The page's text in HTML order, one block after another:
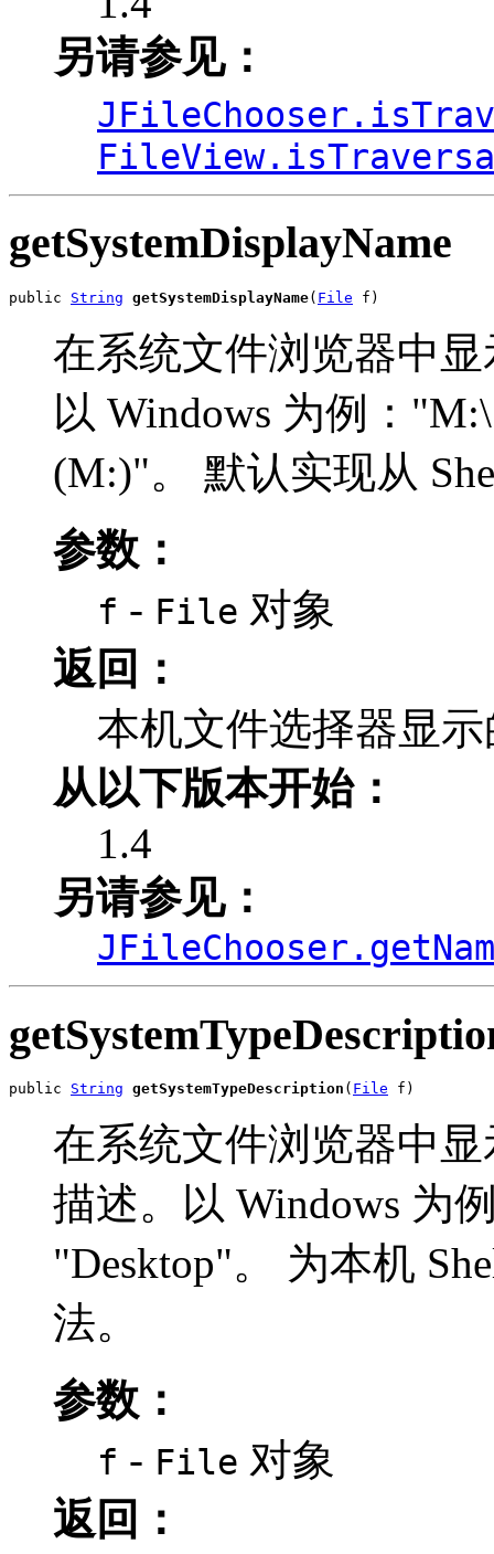
另请参见：
getSystemDisplayName
public String getSystemDisplayName( File f)
在系统文件浏览器中
以 Windows 为例：
(M:)"。 默认实现从
参数：
f - File 对象
返回：
本机文件选择器显
从以下版本开始：
1.4
另请参见：
public String getSystemTypeDescription ( File f)
在系统文件浏览器中
描述。以 Windows 为
"Desktop"。 为本机
法。
参数：
f - File 对象
返回：